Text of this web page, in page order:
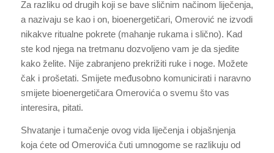
Za razliku od drugih koji se bave sličnim načinom liječenja,
a nazivaju se kao i on, bioenergetičari, Omerović ne izvodi
nikakve ritualne pokrete (mahanje rukama i slično). Kad
ste kod njega na tretmanu dozvoljeno vam je da sjedite
kako želite. Nije zabranjeno prekrižiti ruke i noge. Možete
čak i prošetati. Smijete međusobno komunicirati i naravno
smijete bioenergetičara Omerovića o svemu što vas
interesira, pitati.
Shvatanje i tumačenje ovog vida liječenja i objašnjenja
koja ćete od Omerovića čuti umnogome se razlikuju od